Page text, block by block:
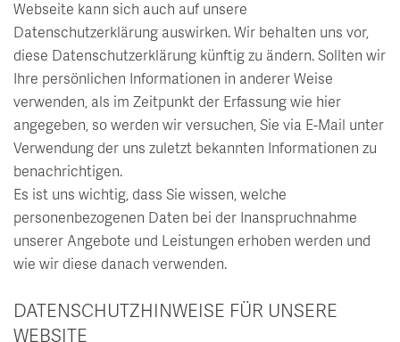
Webseite kann sich auch auf unsere
Datenschutzerklärung auswirken. Wir behalten uns vor,
diese Datenschutzerklärung künftig zu ändern. Sollten wir
Ihre persönlichen Informationen in anderer Weise
verwenden, als im Zeitpunkt der Erfassung wie hier
angegeben, so werden wir versuchen, Sie via E-Mail unter
Verwendung der uns zuletzt bekannten Informationen zu
benachrichtigen.
Es ist uns wichtig, dass Sie wissen, welche
personenbezogenen Daten bei der Inanspruchnahme
unserer Angebote und Leistungen erhoben werden und
wie wir diese danach verwenden.
DATENSCHUTZHINWEISE FÜR UNSERE
WEBSITE